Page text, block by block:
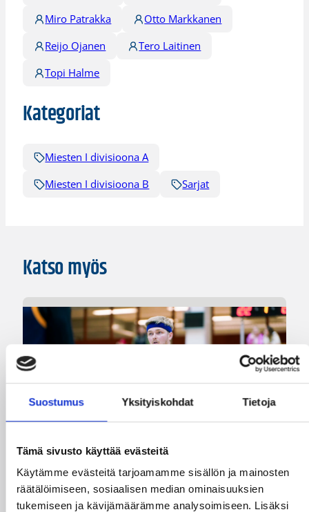
Suostumus Yksityiskohdat Tietoja
Tämä sivusto käyttää evästeitä
Käytämme evästeitä tarjoamamme sisällön ja mainosten
räätälöimiseen, sosiaalisen median ominaisuuksien
tukemiseen ja kävijämäärämme analysoimiseen. Lisäksi
Miro Patrakka
Otto Markkanen
Reijo Ojanen
Tero Laitinen
Topi Halme
Kategoriat
Miesten I divisioona A
Miesten I divisioona B
Sarjat
Katso myös
Miesten I divisioona A24.07.2026 14:03